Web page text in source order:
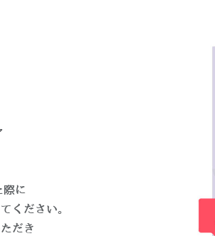
に
ください。
だき